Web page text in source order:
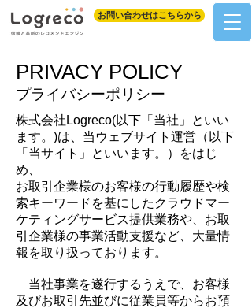
お問い合わせはこちらから
PRIVACY POLICY
プライバシーポリシー
株式会社Logreco(以下「当社」といい
ます。)は、当ウェブサイト運営（以下
「当サイト」といいます。）をはじ
め、
お取引企業様のお客様の行動履歴や検
索キーワードを基にしたクラウドマー
ケティングサービス提供業務や、お取
引企業様の事業活動支援など、大量情
報を取り扱っております。
当社事業を遂行するうえで、お客様
及びお取引先並びに従業員等からお預